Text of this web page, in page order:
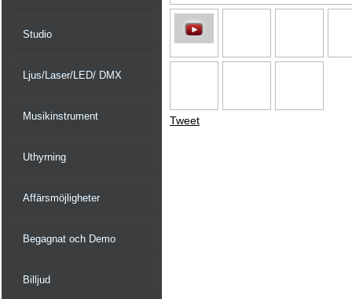
Studio
Ljus/Laser/LED/ DMX
Musikinstrument
Uthyrning
Affärsmöjligheter
Begagnat och Demo
Billjud
Tweet